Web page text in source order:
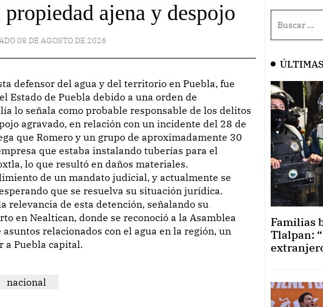
ajena y despojo
08 DE AGOSTO DE 2026
Estado de Puebla debido a una orden de
lo señala como probable responsable de los delitos
agravado, en relación con un incidente del 28 de
que Romero y un grupo de aproximadamente 30
que estaba instalando tuberías para el
lo que resultó en daños materiales.
de un mandato judicial, y actualmente se
que se resuelva su situación jurídica.
relevancia de esta detención, señalando su
en Nealtican, donde se reconoció a la Asamblea
relacionados con el agua en la región, un
a Puebla capital.
nacional
Familias
Tlalpan: